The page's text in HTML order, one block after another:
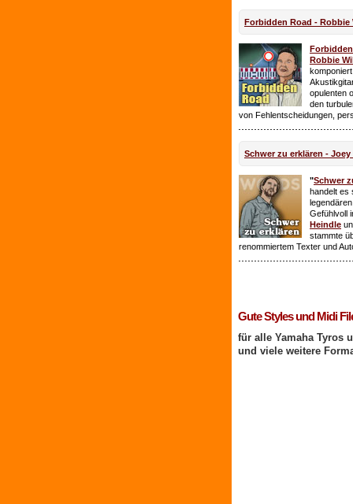
Forbidden Road - Robbie
Robbie
opulenten
den
von Fehlentscheidungen,
Schwer zu erklären - Joey
"Schwer
handelt es
Gefühlvoll
Heindle
stammte
renommiertem Texter und
Gute Styles und Midi
für alle Yamaha Tyros
und viele weitere